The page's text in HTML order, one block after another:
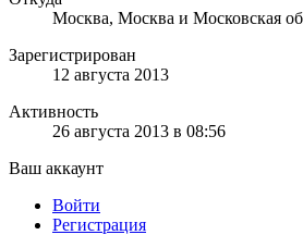
Москва, Москва и Московская
Зарегистрирован
12 августа 2013
Активность
26 августа 2013 в 08:56
Ваш аккаунт
Войти
Регистрация